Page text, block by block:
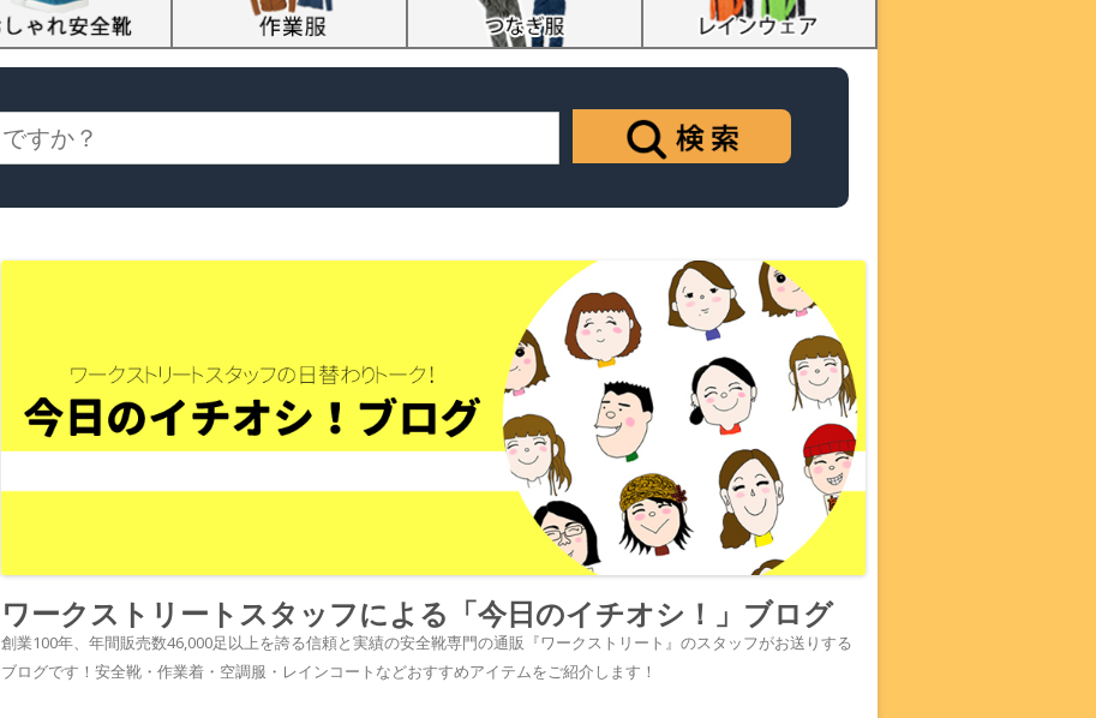
ワークストリートスタッフによる「今日のイチオシ！」ブログ
創業100年、年間販売数46,000足以上を誇る信頼と実績の安全靴専門の通販『ワークストリート』のスタッフがお送りする
ブログです！安全靴・作業着・空調服・レインコートなどおすすめアイテムをご紹介します！